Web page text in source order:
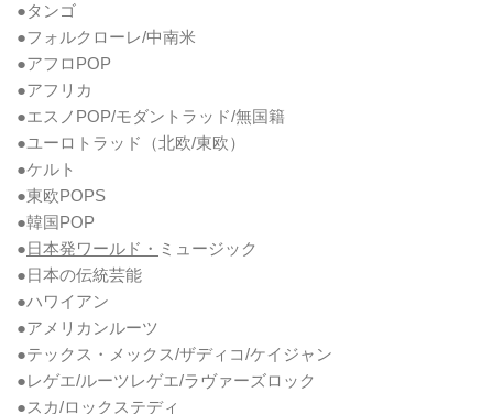
●タンゴ
●フォルクローレ/中南米
●アフロPOP
●アフリカ
●エスノPOP/モダントラッド/無国籍
●ユーロトラッド（北欧/東欧）
●ケルト
●東欧POPS
●韓国POP
●日本発ワールド・ ミュージック
●日本の伝統芸能
●ハワイアン
●アメリカンルーツ
●テックス・メックス/ザディコ/ケイジャン
●レゲエ/ルーツレゲエ/ラヴァーズロック
●スカ/ロックステディ